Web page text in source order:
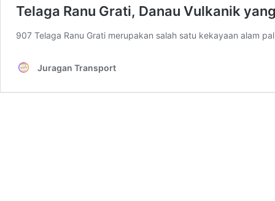
Telaga Ranu Grati, Danau Vulkanik
907 Telaga Ranu Grati merupakan salah satu kekayaan alam
Juragan Transport